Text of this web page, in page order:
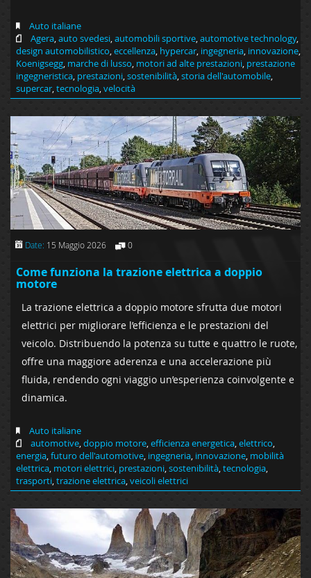
Auto italiane
Agera auto svedesi automobili sportive automotive technology,
design automobilistico eccellenza hypercar ingegneria innovazione
Koenigsegg marche di lusso motori ad alte prestazioni prestazione
ingegneristica prestazioni sostenibilità storia dell'automobile
supercar tecnologia velocità
Date: 15 Maggio 2026 0
Come funziona la trazione elettrica a doppio
motore
La trazione elettrica a doppio motore sfrutta due motori
elettrici per migliorare l’efficienza e le prestazioni del
veicolo. Distribuendo la potenza su tutte e quattro le ruote,
offre una maggiore aderenza e una accelerazione più
fluida, rendendo ogni viaggio un’esperienza coinvolgente e
dinamica.
Auto italiane
automotive doppio motore efficienza energetica elettrico
energia futuro dell'automotive ingegneria innovazione mobilità
elettrica motori elettrici prestazioni sostenibilità tecnologia
trasporti trazione elettrica veicoli elettrici